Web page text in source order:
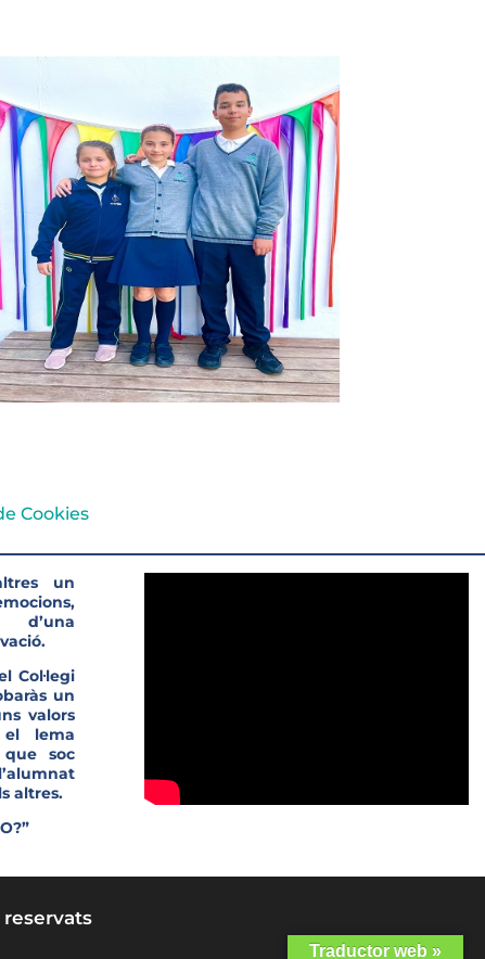
Cookies
un
d’una
Col·legi
un
valors
el lema
que soc
altres.
Traductor web »